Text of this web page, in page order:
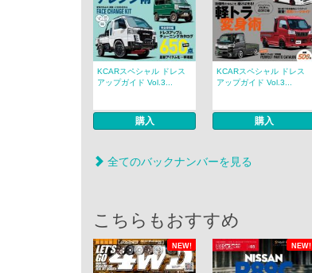
KCARスペシャル ドレス
アップガイド Vol.3...
購入
KCARスペシャル ドレス
アップガイド Vol.3...
購入
全てのバックナンバーを見る
こちらもおすすめ
NEW! NEW!